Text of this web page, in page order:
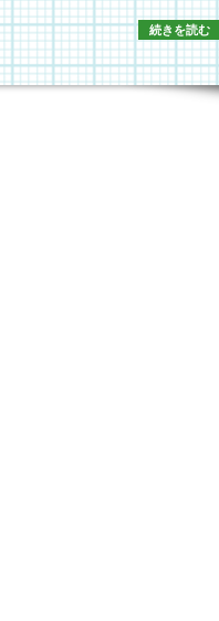
続きを読む